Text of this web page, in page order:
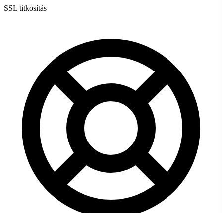
SSL titkosítás